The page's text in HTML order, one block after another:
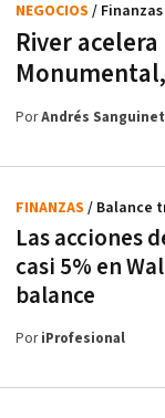
River
NEGOCIOS /
PorAndrés
Las acciones
casi 5% en
balance
FINANZAS / Balance
PoriProfesional